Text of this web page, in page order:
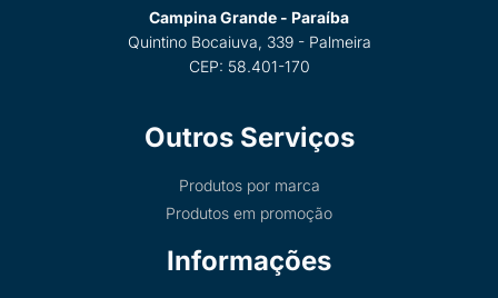
Campina Grande - Paraíba
Quintino Bocaiuva, 339 - Palmeira
CEP: 58.401-170
Outros Serviços
Produtos por marca
Produtos em promoção
Informações